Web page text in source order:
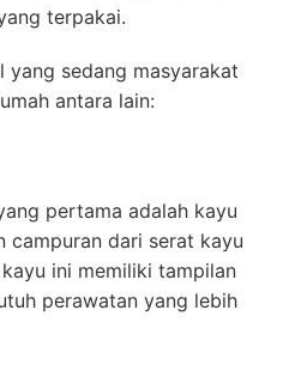
terpakai.
yang sedang masyarakat
antara lain:
pertama adalah kayu
campuran dari serat kayu
ini memiliki tampilan
perawatan yang lebih